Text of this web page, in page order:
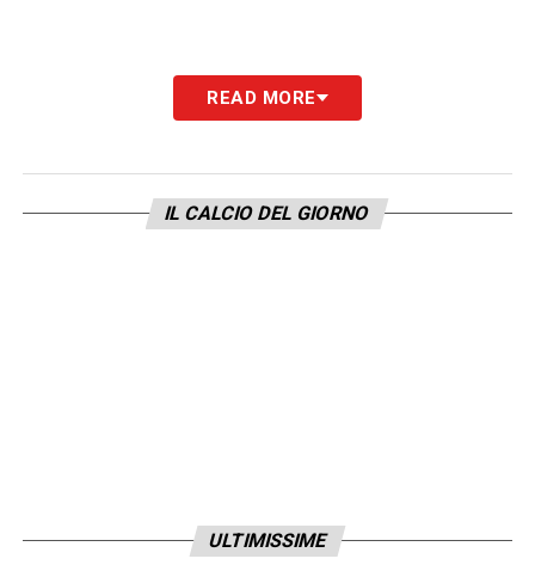
READ MORE
IL CALCIO DEL GIORNO
ULTIMISSIME